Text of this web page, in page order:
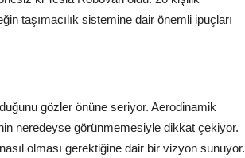
taşımacılık sistemine dair önemli ipuçları
gözler önüne seriyor. Aerodinamik
neredeyse görünmemesiyle dikkat çekiyor.
olması gerektiğine dair bir vizyon sunuyor.